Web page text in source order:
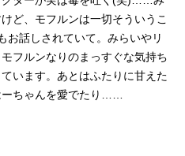
ど、モフルンは一切そういうこ
お話しされていて。みらいやリ
フルンなりのまっすぐな気持ち
います。あとはふたりに甘えた
ーちゃんを愛でたり……